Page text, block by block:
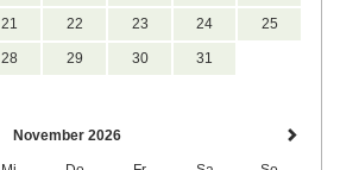
21 22 23 24 25
28 29 30 31
November 2026